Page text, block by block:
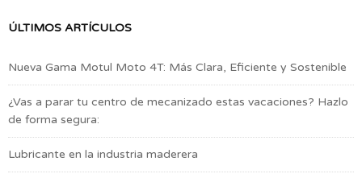
ÚLTIMOS ARTÍCULOS
Nueva Gama Motul Moto 4T: Más Clara, Eficiente y Sostenible
¿Vas a parar tu centro de mecanizado estas vacaciones? Hazlo
de forma segura:
Lubricante en la industria maderera